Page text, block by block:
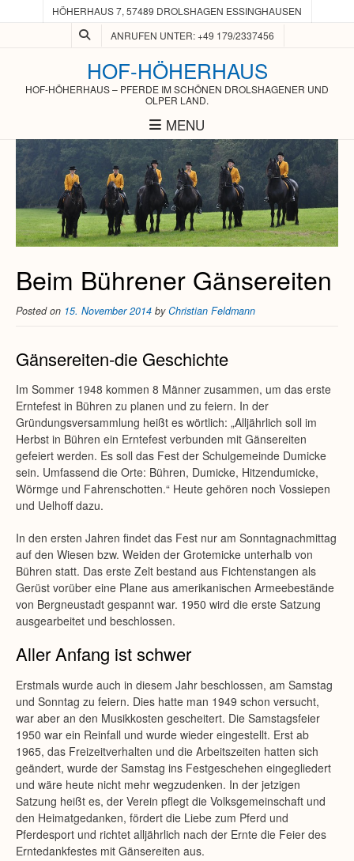
HÖHERHAUS 7, 57489 DROLSHAGEN ESSINGHAUSEN
ANRUFEN UNTER: +49 179/2337456
HOF-HÖHERHAUS
HOF-HÖHERHAUS – PFERDE IM SCHÖNEN DROLSHAGENER UND
OLPER LAND.
MENU
Beim Bührener Gänsereiten
Posted on 15. November 2014 byChristian Feldmann
Gänsereiten-die Geschichte
Im Sommer 1948 kommen 8 Männer zusammen, um das erste
Erntefest in Bühren zu planen und zu feiern. In der
Gründungsversammlung heißt es wörtlich: „Alljährlich soll im
Herbst in Bühren ein Erntefest verbunden mit Gänsereiten
gefeiert werden. Es soll das Fest der Schulgemeinde Dumicke
sein. Umfassend die Orte: Bühren, Dumicke, Hitzendumicke,
Wörmge und Fahrenschotten.“ Heute gehören noch Vossiepen
und Uelhoff dazu.
In den ersten Jahren findet das Fest nur am Sonntagnachmittag
auf den Wiesen bzw. Weiden der Grotemicke unterhalb von
Bühren statt. Das erste Zelt bestand aus Fichtenstangen als
Gerüst vorüber eine Plane aus amerikanischen Armeebestände
von Bergneustadt gespannt war. 1950 wird die erste Satzung
ausgearbeitet und beschlossen.
Aller Anfang ist schwer
Erstmals wurde auch in diesem Jahr beschlossen, am Samstag
und Sonntag zu feiern. Dies hatte man 1949 schon versucht,
war aber an den Musikkosten gescheitert. Die Samstagsfeier
1950 war ein Reinfall und wurde wieder eingestellt. Erst ab
1965, das Freizeitverhalten und die Arbeitszeiten hatten sich
geändert, wurde der Samstag ins Festgeschehen eingegliedert
und wäre heute nicht mehr wegzudenken. In der jetzigen
Satzung heißt es, der Verein pflegt die Volksgemeinschaft und
den Heimatgedanken, fördert die Liebe zum Pferd und
Pferdesport und richtet alljährlich nach der Ernte die Feier des
Erntedankfestes mit Gänsereiten aus.